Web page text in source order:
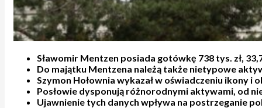
Sławomir Mentzen posiada gotówkę 738 tys. zł,
Do majątku Mentzena należą także nietypowe
Szymon Hołownia wykazał w oświadczeniu ikony i
Posłowie dysponują różnorodnymi aktywami, od
Ujawnienie tych danych wpływa na postrzeganie